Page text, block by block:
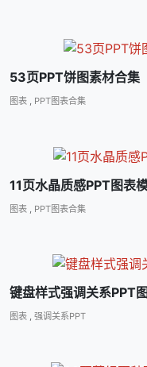
53页PPT饼图素材合集
图表 , PPT图表合集
11页水晶质感PPT图表
图表 PPT图表合集
键盘样式强调关系PPT
图表 , 强调关系PPT